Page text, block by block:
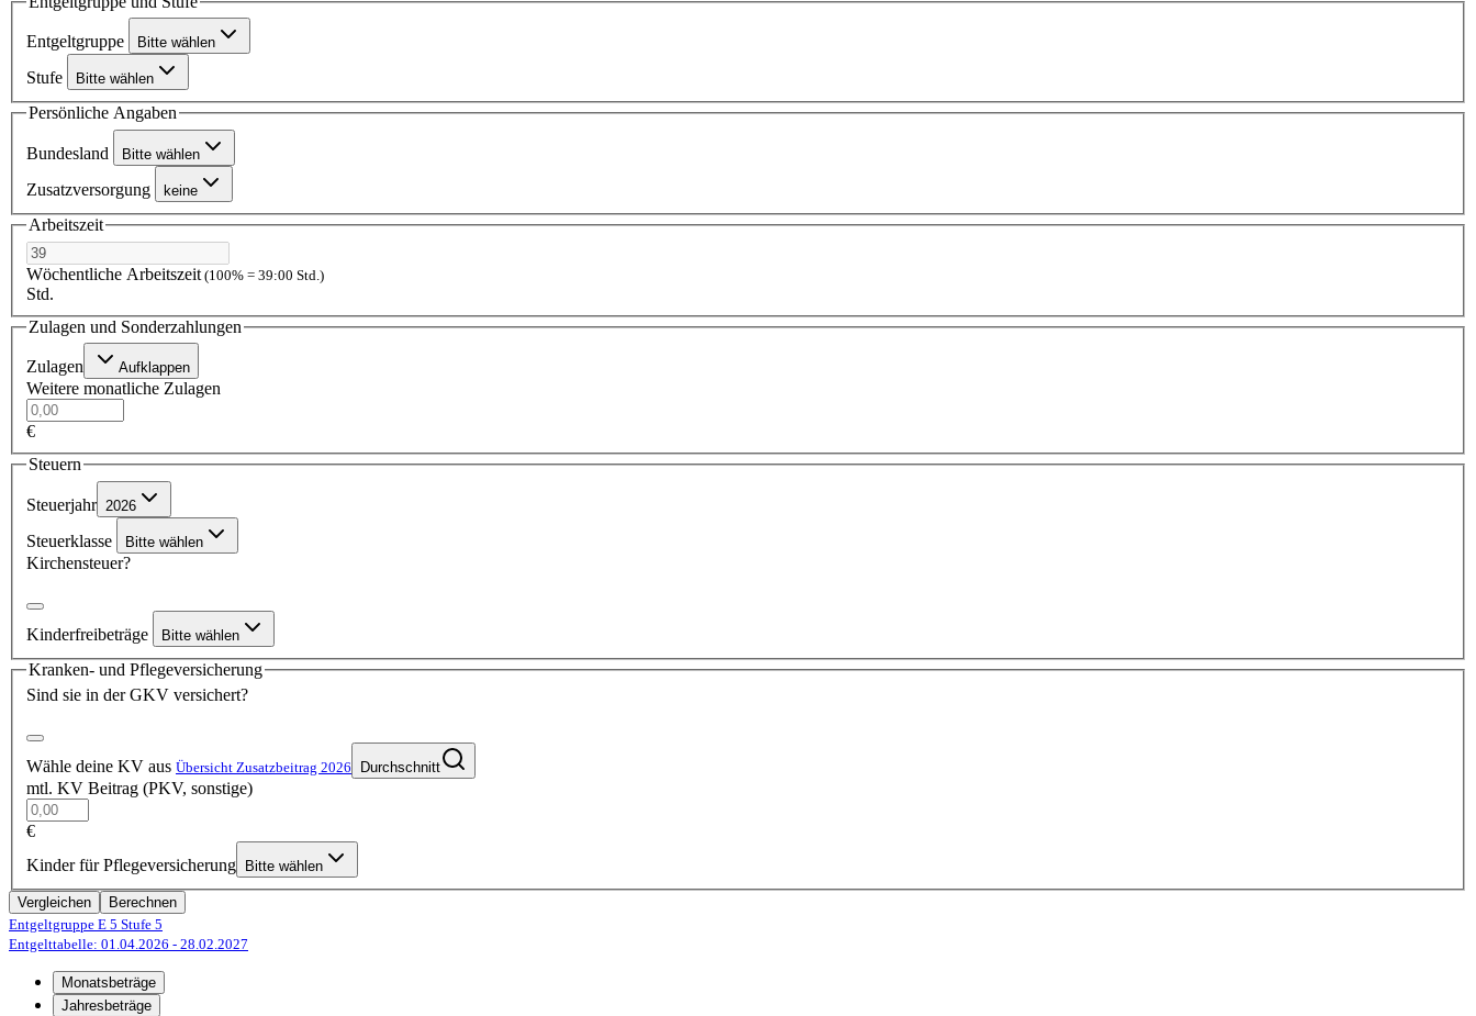
Entgeltgruppe Bitte wählen
Stufe Bitte wählen
Persönliche Angaben
Bundesland Bitte wählen
Zusatzversorgung keine
Arbeitszeit
Wöchentliche Arbeitszeit (100% = 39:00 Std.)
Std.
Zulagen und Sonderzahlungen
Zulagen Aufklappen
Weitere monatliche Zulagen
€
Steuern
Steuerjahr 2026
Steuerklasse Bitte wählen
Kirchensteuer?
Kinderfreibeträge Bitte wählen
Kranken- und Pflegeversicherung
Sind sie in der GKV versichert?
Wähle deine KV aus Übersicht Zusatzbeitrag 2026 Durchschnitt
mtl. KV Beitrag (PKV, sonstige)
€
Kinder für Pflegeversicherung
Bitte wählen
Vergleichen
Berechnen
Entgeltgruppe E 5 Stufe 5
Entgelttabelle: 01.04.2026 - 28.02.2027
Monatsbeträge
Jahresbeträge